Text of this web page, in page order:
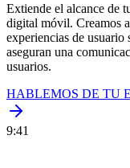
Extiende el alcance de
digital móvil. Creamos
experiencias de usuario
aseguran una
usuarios.
HABLEMOS DE TU
9:41